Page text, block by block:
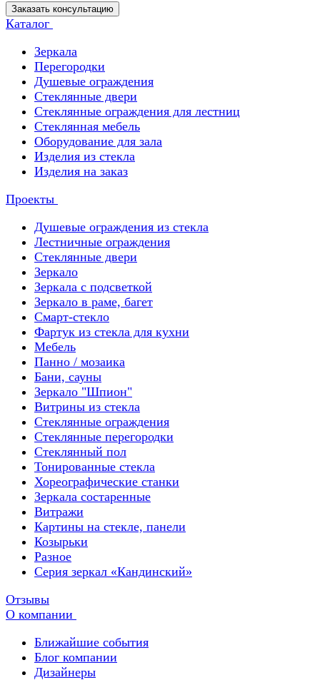
Заказать консультацию
Каталог
Зеркала
Перегородки
Душевые ограждения
Стеклянные двери
Стеклянные ограждения для лестниц
Стеклянная мебель
Оборудование для зала
Изделия из стекла
Изделия на заказ
Проекты
Душевые ограждения из стекла
Лестничные ограждения
Стеклянные двери
Зеркало
Зеркала с подсветкой
Зеркало в раме, багет
Смарт-стекло
Фартук из стекла для кухни
Мебель
Панно / мозаика
Бани, сауны
Зеркало "Шпион"
Витрины из стекла
Стеклянные ограждения
Стеклянные перегородки
Стеклянный пол
Тонированные стекла
Хореографические станки
Зеркала состаренные
Витражи
Картины на стекле, панели
Козырьки
Разное
Серия зеркал «Кандинский»
Отзывы
О компании
Ближайшие события
Блог компании
Дизайнеры